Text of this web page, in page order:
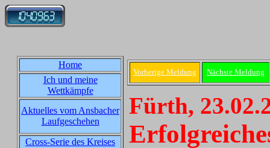
Home
Ich und meine
Wettkämpfe
Aktuelles vom Ansbacher
Laufgeschehen
Cross-Serie des Kreises
Vorherige Meldung Nächste Meldung
Fürth,